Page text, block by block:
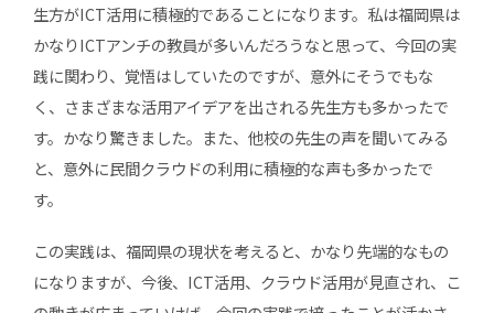
生方がICT活用に積極的であることになります。私は福岡県は
かなりICTアンチの教員が多いんだろうなと思って、今回の実
践に関わり、覚悟はしていたのですが、意外にそうでもな
く、さまざまな活用アイデアを出される先生方も多かったで
す。かなり驚きました。また、他校の先生の声を聞いてみる
と、意外に民間クラウドの利用に積極的な声も多かったで
す。
この実践は、福岡県の現状を考えると、かなり先端的なもの
になりますが、今後、ICT活用、クラウド活用が見直され、こ